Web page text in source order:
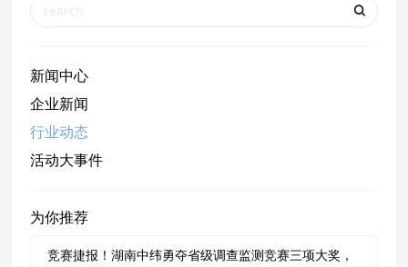
新闻中心
企业新闻
行业动态
活动大事件
为你推荐
竞赛捷报！湖南中纬勇夺省级调查监测竞赛三项大奖，